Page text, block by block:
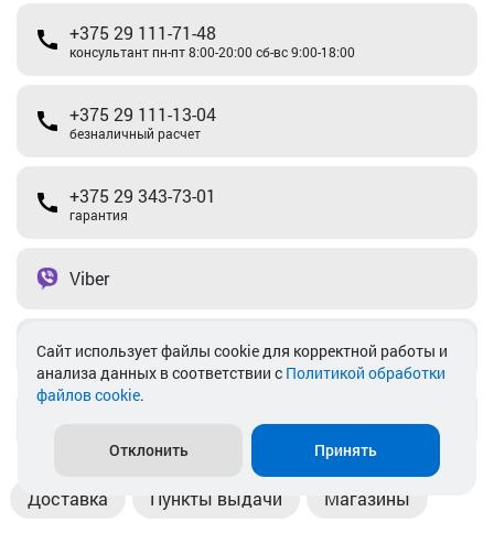
+375 29 111-71-48
консультант пн-пт 8:00-20:00 сб-вс 9:00-18:00
+375 29 111-13-04
безналичный расчет
+375 29 343-73-01
гарантия
Viber
Telegram
Доставка Пункты выдачи Магазины
Cайт использует файлы cookie для корректной работы и
анализа данных в соответствии с Политикой обработки
файлов cookie.
Отклонить Принять